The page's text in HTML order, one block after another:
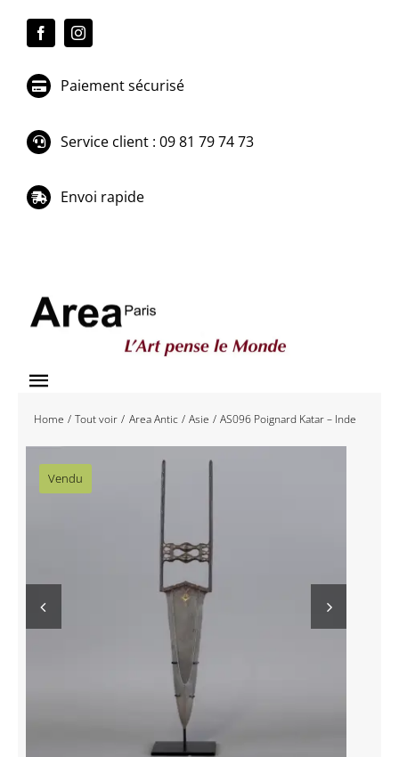
Paiement sécurisé
Service client : 09 81 79 74 73
Envoi rapide
Toggle
Navigation
Événements
Éditions
Area revue)s(
Home Tout voir Area Antic Asie AS096 Poignard Katar – Inde
Vendu